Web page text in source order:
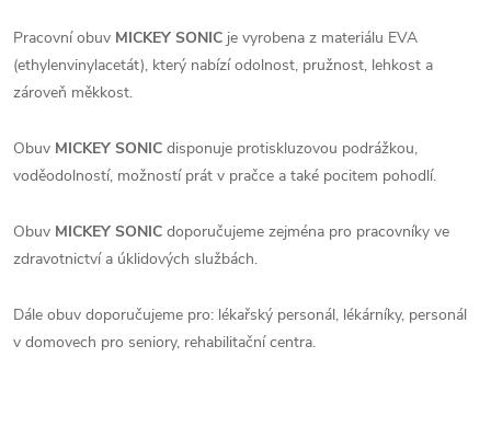
Pracovní obuv MICKEY SONIC je vyrobena z materiálu EVA
(ethylenvinylacetát), který nabízí odolnost, pružnost, lehkost a
zároveň měkkost.
Obuv MICKEY SONIC disponuje protiskluzovou podrážkou,
voděodolností, možností prát v pračce a také pocitem pohodlí.
Obuv MICKEY SONIC doporučujeme zejména pro pracovníky ve
zdravotnictví a úklidových službách.
Dále obuv doporučujeme pro: lékařský personál, lékárníky, personál
v domovech pro seniory, rehabilitační centra.